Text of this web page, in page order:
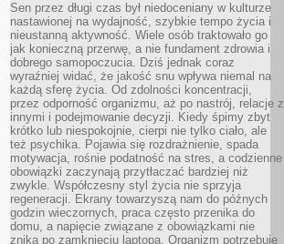
Sen przez długi czas był niedoceniany w kulturze
nastawionej na wydajność, szybkie tempo życia i
nieustanną aktywność. Wiele osób traktowało go
jak konieczną przerwę, a nie fundament zdrowia i
dobrego samopoczucia. Dziś jednak coraz
wyraźniej widać, że jakość snu wpływa niemal na
każdą sferę życia. Od zdolności koncentracji,
przez odporność organizmu, aż po nastrój, relacje z
innymi i podejmowanie decyzji. Kiedy śpimy zbyt
krótko lub niespokojnie, cierpi nie tylko ciało, ale
też psychika. Pojawia się rozdrażnienie, spada
motywacja, rośnie podatność na stres, a codzienne
obowiązki zaczynają przytłaczać bardziej niż
zwykle. Współczesny styl życia nie sprzyja
regeneracji. Ekrany towarzyszą nam do późnych
godzin wieczornych, praca często przenika do
domu, a napięcie związane z obowiązkami nie
znika po zamknięciu laptopa. Organizm potrzebuje